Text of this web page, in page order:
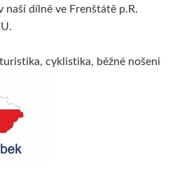
naší dílně ve Frenštátě p.R.
cyklistika, běžné nošení